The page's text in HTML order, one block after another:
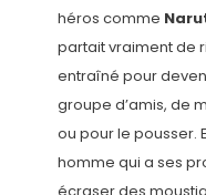
héros comme
partait vraiment de
entraîné pour
groupe d’amis, de
ou pour le pousser.
homme qui a ses